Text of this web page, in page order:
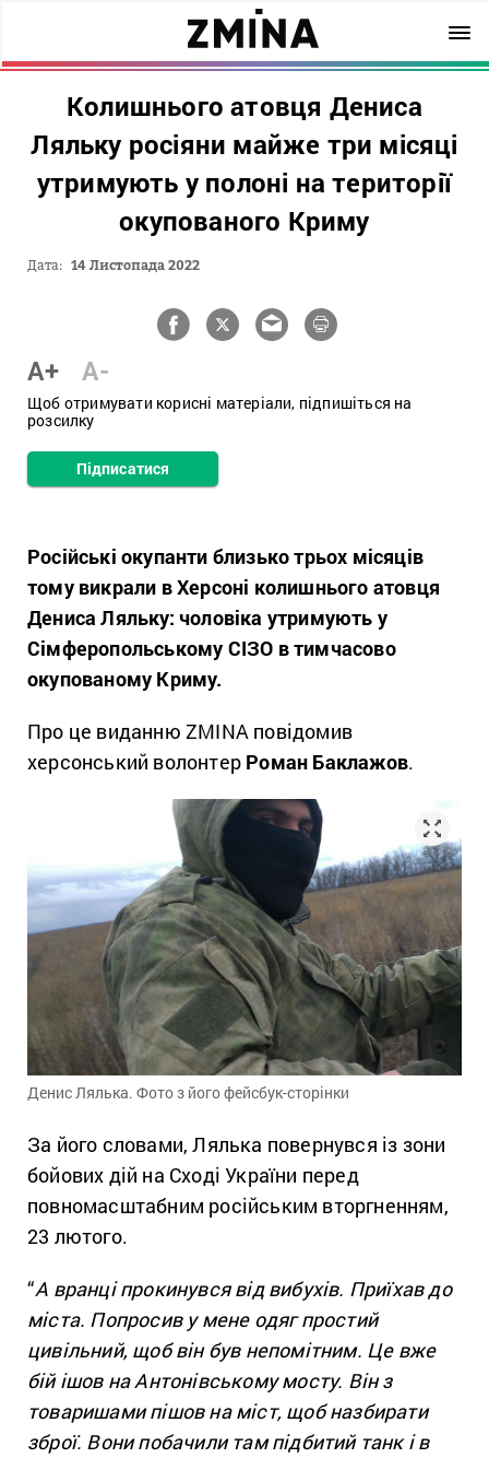
Колишнього атовця Дениса
Ляльку росіяни майже три місяці
утримують у полоні на території
окупованого Криму
Дата: 14 Листопада 2022
A+ A-
Щоб отримувати корисні матеріали, підпишіться на
розсилку
Підписатися
Російські окупанти близько трьох місяців
тому викрали в Херсоні колишнього атовця
Дениса Ляльку: чоловіка утримують у
Сімферопольському СІЗО в тимчасово
окупованому Криму.
Про це виданню ZMINA повідомив
херсонський волонтер Роман Баклажов.
Денис Лялька. Фото з його фейсбук-сторінки
За його словами, Лялька повернувся із зони
бойових дій на Сході України перед
повномасштабним російським вторгненням,
23 лютого.
“А вранці прокинувся від вибухів. Приїхав до
міста. Попросив у мене одяг простий
цивільний, щоб він був непомітним. Це вже
бій ішов на Антонівському мосту. Він з
товаришами пішов на міст, щоб назбирати
зброї. Вони побачили там підбитий танк і в